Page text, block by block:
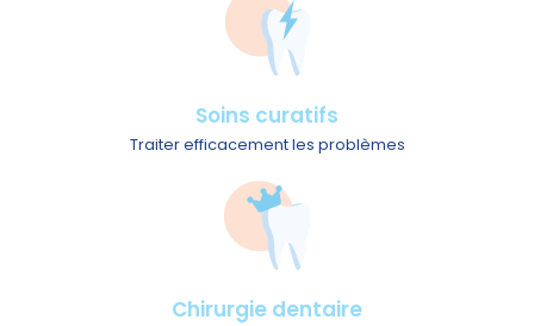
Soins curatifs
Traiter efficacement les problèmes
Chirurgie dentaire